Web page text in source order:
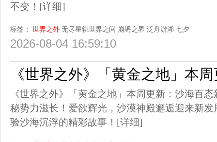
不变！ [详细]
标签： 世界之外 无尽星轨世界之间 崩坍之界 泛舟游湖 七夕
2026-08-04 16:59:10
《世界之外》「黄金之地」本
《世界之外》「黄金之地」本周更新：沙海百
秘势力滋长！爱欲辉光，沙漠神殿邂逅迎来新
验沙海沉浮的精彩故事！ [详细]